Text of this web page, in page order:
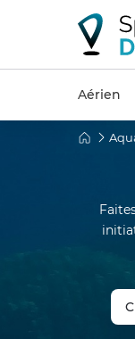
Aérien